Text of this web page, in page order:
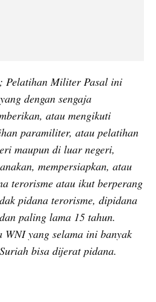
; Pelatihan Militer Pasal ini
dengan sengaja
atau mengikuti
paramiliter, atau pelatihan
maupun di luar negeri,
mempersiapkan, atau
terorisme atau ikut berperang
pidana terorisme, dipidana
paling lama 15 tahun.
WNI yang selama ini banyak
bisa dijerat pidana.